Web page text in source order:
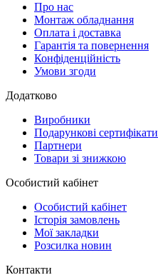
Про нас
Монтаж обладнання
Оплата і доставка
Гарантія та повернення
Конфіденційність
Умови згоди
Додатково
Виробники
Подарункові сертифікати
Партнери
Товари зі знижкою
Особистий кабінет
Особистий кабінет
Історія замовлень
Мої закладки
Розсилка новин
Контакти